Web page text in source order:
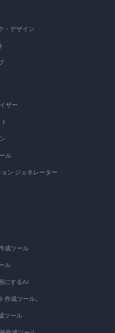
・デザイン
ザー
ル
ン ジェネレーター
成ツール
ル
にするAI
作成ツール。
ツール